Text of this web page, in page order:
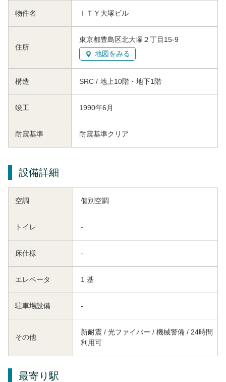
物件名 ＩＴＹ大塚ビル
住所
東京都豊島区北大塚２丁目15-9
地図をみる
構造 SRC / 地上10階・地下1階
竣工 1990年6月
耐震基準 耐震基準クリア
設備詳細
空調 個別空調
トイレ -
床仕様 -
エレベータ 1 基
駐車場設備 -
その他
新耐震 / 光ファイバー / 機械警備 / 24時間
利用可
最寄り駅